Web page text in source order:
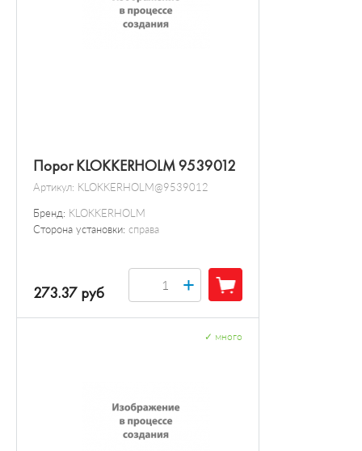
Порог KLOKKERHOLM 9539012
Артикул: KLOKKERHOLM@9539012
Бренд: KLOKKERHOLM
Сторона установки: справа
273.37 руб +
много